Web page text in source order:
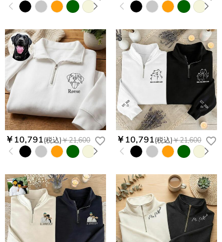
￥10,791(税込)￥21,600 ￥10,791(税込)￥21,600